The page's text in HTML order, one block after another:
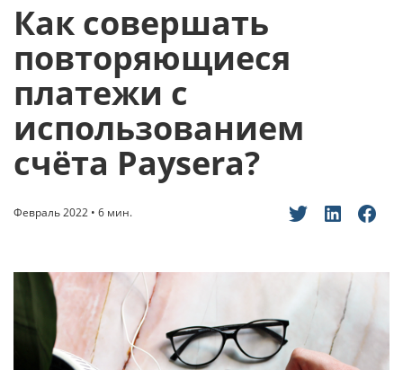
Как совершать
повторяющиеся
платежи с
использованием
счёта Paysera?
Февраль 2022 • 6 мин.